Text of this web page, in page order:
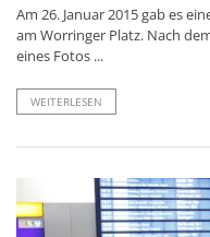
Am 26. Januar 2015 gab es
am Worringer Platz. Nach
eines Fotos ...
WEITERLESEN